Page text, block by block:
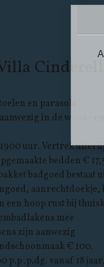
en parasols
in de woon-
1900 uur. Vertrek
bedden €
badgoed bestaat
aanrechtdoekje,
een hoop rust bij
mee
zijn aanwezig
€ 100.
p.p .p.dg. vanaf 18